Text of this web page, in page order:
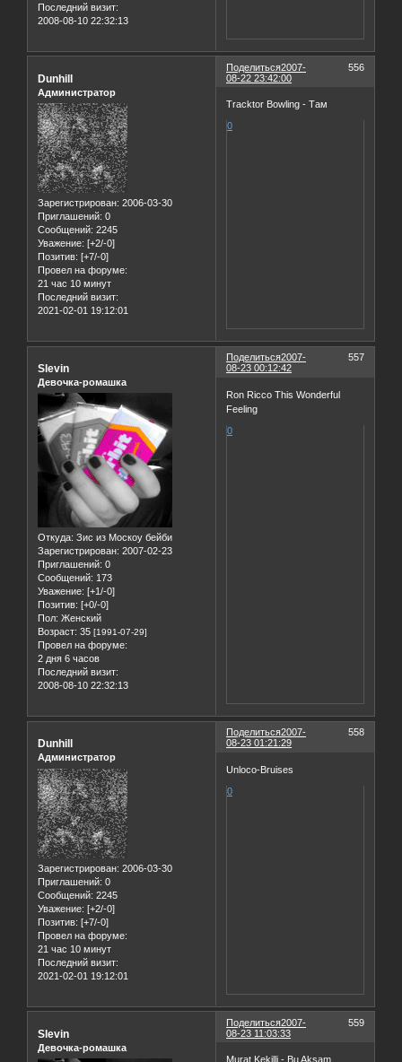
Последний визит:
2008-08-10 22:32:13
Поделиться 556
2007-
08-22 23:42:00
Dunhill
Администратор
Зарегистрирован: 2006-03-30
Приглашений: 0
Сообщений: 2245
Уважение: [+2/-0]
Позитив: [+7/-0]
Провел на форуме:
21 час 10 минут
Последний визит:
2021-02-01 19:12:01
Tracktor Bowling - Там
0
Поделиться 557
2007-
08-23 00:12:42
Slevin
Девочка-ромашка
Откуда: Зис из Москоу бейби
Зарегистрирован: 2007-02-23
Приглашений: 0
Сообщений: 173
Уважение: [+1/-0]
Позитив: [+0/-0]
Пол: Женский
Возраст: 35 [1991-07-29]
Провел на форуме:
2 дня 6 часов
Последний визит:
2008-08-10 22:32:13
Ron Ricco This Wonderful
Feeling
0
Поделиться 558
2007-
08-23 01:21:29
Dunhill
Администратор
Зарегистрирован: 2006-03-30
Приглашений: 0
Сообщений: 2245
Уважение: [+2/-0]
Позитив: [+7/-0]
Провел на форуме:
21 час 10 минут
Последний визит:
2021-02-01 19:12:01
Unloco-Bruises
0
Поделиться 559
2007-
08-23 11:03:33
Slevin
Девочка-ромашка
Murat Kekilli - Bu Aksam